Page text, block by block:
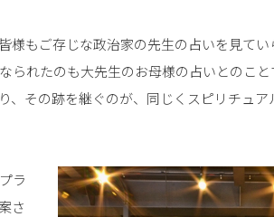
様もご存じな政治家の先生の占いを見て
られたのも大先生のお母様の占いとのこ
、その跡を継ぐのが、同じくスピリチュ
ラ
さ